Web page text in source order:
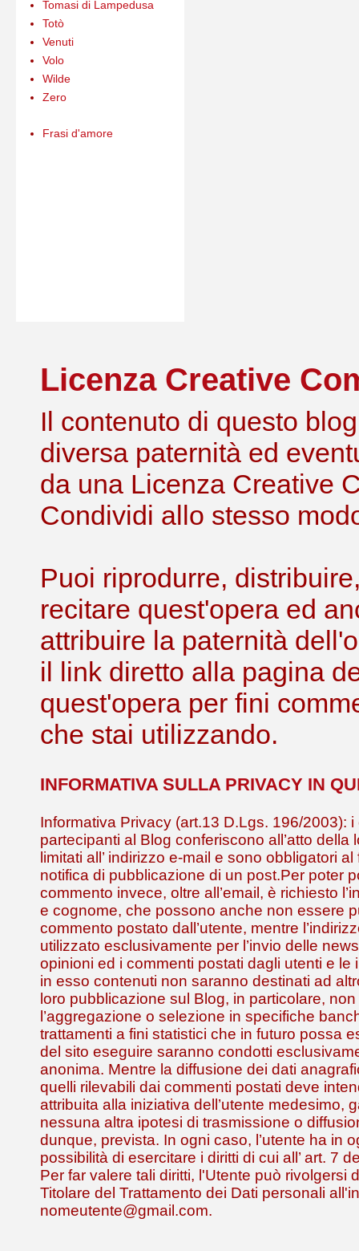
Tomasi di Lampedusa
Totò
Venuti
Volo
Wilde
Zero
Frasi d'amore
Licenza Creative
Il contenuto di questo
diversa paternità ed
da una Licenza Creative
Condividi allo stesso
Puoi riprodurre,
recitare quest'opera ed
attribuire la paternità
il link diretto alla pagina
quest'opera per fini
che stai utilizzando.
INFORMATIVA SULLA PRIVACY IN
Informativa Privacy (art.13 D.Lgs. 196/2003): i
partecipanti al Blog conferiscono all’atto della
limitati all’ indirizzo e-mail e sono obbligatori
notifica di pubblicazione di un post.Per poter
commento invece, oltre all’email, è richiesto
e cognome, che possono anche non essere
commento postato dall’utente, mentre
utilizzato esclusivamente per l’invio delle
opinioni ed i commenti postati dagli utenti e le
in esso contenuti non saranno destinati ad
loro pubblicazione sul Blog, in particolare,
l’aggregazione o selezione in specifiche
trattamenti a fini statistici che in futuro possa
del sito eseguire saranno condotti
anonima. Mentre la diffusione dei dati
quelli rilevabili dai commenti postati deve
attribuita alla iniziativa dell’utente medesimo,
nessuna altra ipotesi di trasmissione o
dunque, prevista. In ogni caso, l’utente ha in
possibilità di esercitare i diritti di cui all’ art. 7
Per far valere tali diritti, l'Utente può rivolgersi
Titolare del Trattamento dei Dati personali
nomeutente@gmail.com.